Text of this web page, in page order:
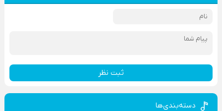
ثبت نظر
دسته‌بندی‌ها